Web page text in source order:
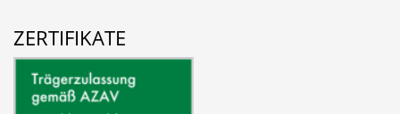
ZERTIFIKATE